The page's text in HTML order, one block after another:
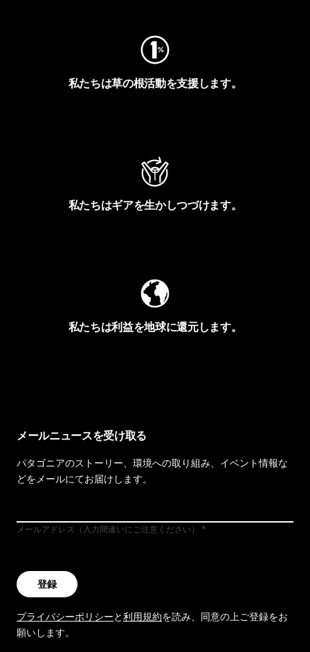
私たちは草の根活動を支援します。
私たちはギアを生かしつづけます。
私たちは利益を地球に還元します。
メールニュースを受け取る
パタゴニアのストーリー、環境への取り組み、イベント情報な
どをメールにてお届けします。
メールアドレス（入力間違いにご注意ください）
登録
プライバシーポリシーと利用規約を読み、同意の上ご登録をお
願いします。